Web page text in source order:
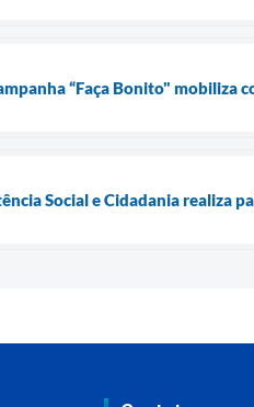
“Faça Bonito" mobiliza
Social e Cidadania realiza